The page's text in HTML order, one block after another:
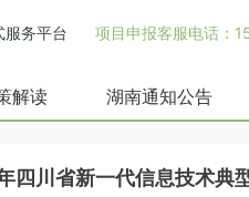
服务平台 项目申报客服电话：
解读 湖南通知公告
四川省新一代信息技术典